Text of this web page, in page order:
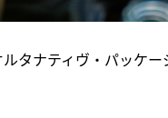
タナティヴ・パッケー